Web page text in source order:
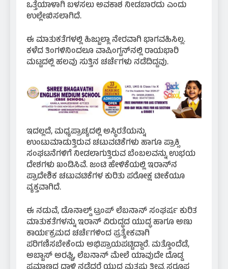
ಒತ್ತೆಯಾಳಾಗಿ ಬಳಸಲು ಅವಕಾಶ ನೀಡಬಾರದು ಎಂದು
ಉಲ್ಲೇಖಿಸಲಾಗಿದೆ.
ಈ ಮಾತುಕತೆಗಳಲ್ಲಿ ಹಿಜ್ಬುಲ್ಲಾ ನೇರವಾಗಿ ಭಾಗವಹಿಸಿಲ್ಲ.
ಕಳೆದ ತಿಂಗಳಿನಿಂದಲೂ ವಾಷಿಂಗ್ಟನ್‌ನಲ್ಲಿ ರಾಯಭಾರಿ
ಮಟ್ಟದಲ್ಲಿ ಹಲವು ಸುತ್ತಿನ ಚರ್ಚೆಗಳು ನಡೆದಿದ್ದವು.
ಇದಲ್ಲದೆ, ಮಧ್ಯಪ್ರಾಚ್ಯದಲ್ಲಿ ಅಸ್ಥಿರತೆಯನ್ನು
ಉಂಟುಮಾಡುತ್ತಿರುವ ಚಟುವಟಿಕೆಗಳು ಹಾಗೂ ಪ್ರಾಕ್ಸಿ
ಸಂಘಟನೆಗಳಿಗೆ ನೀಡಲಾಗುತ್ತಿರುವ ಬೆಂಬಲವನ್ನು ಉಭಯ
ದೇಶಗಳು ಖಂಡಿಸಿವೆ. ಜಂಟಿ ಹೇಳಿಕೆಯಲ್ಲಿ ಇರಾನ್‌ನ
ಪ್ರಾದೇಶಿಕ ಚಟುವಟಿಕೆಗಳ ಕುರಿತು ಪರೋಕ್ಷ ಟೀಕೆಯೂ
ವ್ಯಕ್ತವಾಗಿದೆ.
ಈ ನಡುವೆ, ಡೊನಾಲ್ಡ್ ಟ್ರಂಪ್ ಲೆಬನಾನ್ ಸಂಘರ್ಷ ಕುರಿತ
ಮಾತುಕತೆಗಳನ್ನು ಇರಾನ್ ವಿರುದ್ಧದ ಯುದ್ಧ ಹಾಗೂ ಅಣು
ಕಾರ್ಯಕ್ರಮದ ಚರ್ಚೆಗಳಿಂದ ಪ್ರತ್ಯೇಕವಾಗಿ
ಪರಿಗಣಿಸಬೇಕೆಂದು ಅಭಿಪ್ರಾಯಪಟ್ಟಿದ್ದಾರೆ. ಮತ್ತೊಂದೆಡೆ,
ಅಬ್ಬಾಸ್ ಅರಘ್ಚಿ, ಲೆಬನಾನ್ ಮೇಲೆ ಯಾವುದೇ ದೊಡ್ಡ